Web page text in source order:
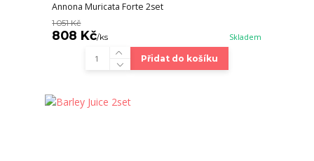
Annona Muricata Forte 2set
1 051 Kč
808 Kč/ks Skladem
Přidat do košíku